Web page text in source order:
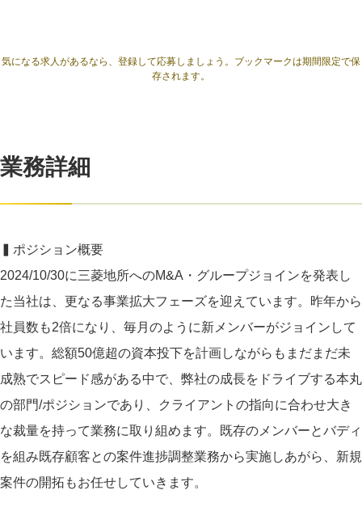
気になる求人があるなら、登録して応募しましょう。ブックマークは期間限定で保
存されます。
業務詳細
▍ポジション概要
2024/10/30に三菱地所へのM&A・グループジョインを発表し
た当社は、更なる事業拡大フェーズを迎えています。昨年から
社員数も2倍になり、毎月のように新メンバーがジョインして
います。総額50億超の資本投下を計画しながらもまだまだ未
成熟でスピード感がある中で、弊社の成長をドライブする本丸
の部門/ポジションであり、クライアントの指向に合わせ大き
な裁量を持って業務に取り組めます。既存のメンバーとバディ
を組み既存顧客との案件進捗調整業務から実施しあがら、新規
案件の開拓もお任せしていきます。